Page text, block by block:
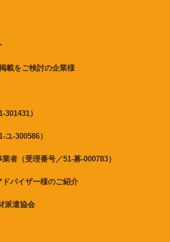
載をご検討の企業様
）
-300586）
者（受理番号／51-募-000783）
バイザー様のご紹介
派遣協会